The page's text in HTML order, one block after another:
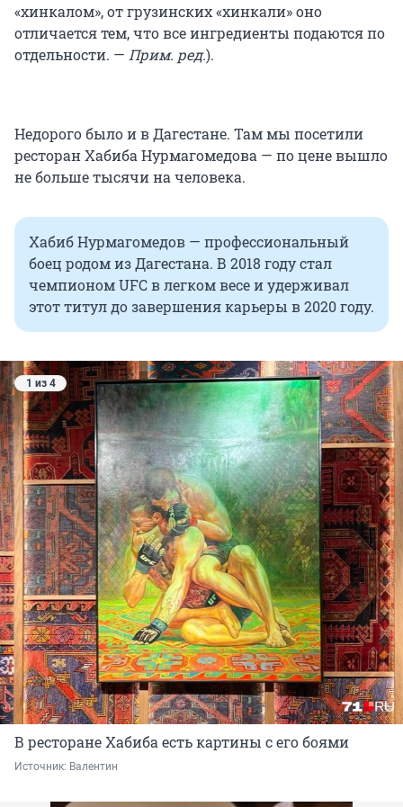
«хинкалом», от грузинских «хинкали» оно
отличается тем, что все ингредиенты подаются по
отдельности. — Прим. ред.).
Недорого было и в Дагестане. Там мы посетили
ресторан Хабиба Нурмагомедова — по цене вышло
не больше тысячи на человека.
Хабиб Нурмагомедов — профессиональный
боец родом из Дагестана. В 2018 году стал
чемпионом UFC в легком весе и удерживал
этот титул до завершения карьеры в 2020 году.
1 из 4
В ресторане Хабиба есть картины с его боями
Источник: Валентин